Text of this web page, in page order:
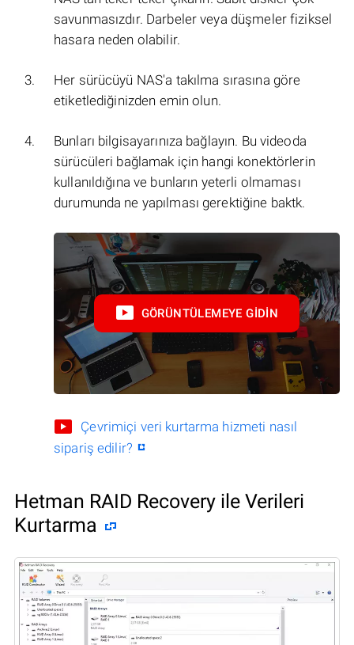
savunmasızdır. Darbeler veya düşmeler fiziksel
hasara neden olabilir.
Her sürücüyü NAS'a takılma sırasına göre
etiketlediğinizden emin olun.
Bunları bilgisayarınıza bağlayın. Bu videoda
sürücüleri bağlamak için hangi konektörlerin
kullanıldığına ve bunların yeterli olmaması
durumunda ne yapılması gerektiğine baktk.
GÖRÜNTÜLEMEYE GIDIN
Çevrimiçi veri kurtarma hizmeti nasıl
sipariş edilir?
Hetman RAID Recovery ile Verileri
Kurtarma